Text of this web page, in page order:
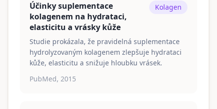
Účinky suplementace
kolagenem na hydrataci,
elasticitu a vrásky kůže
Kolagen
Studie prokázala, že pravidelná suplementace
hydrolyzovaným kolagenem zlepšuje hydrataci
kůže, elasticitu a snižuje hloubku vrásek.
PubMed, 2015